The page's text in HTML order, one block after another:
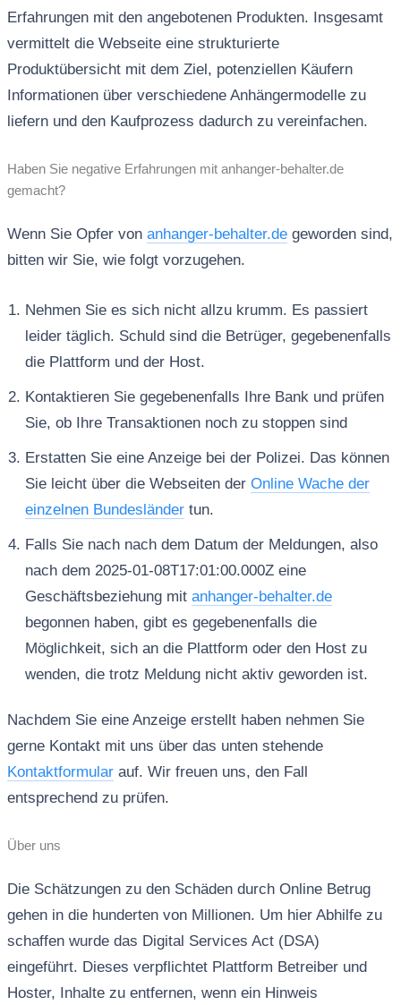
Erfahrungen mit den angebotenen Produkten. Insgesamt
vermittelt die Webseite eine strukturierte
Produktübersicht mit dem Ziel, potenziellen Käufern
Informationen über verschiedene Anhängermodelle zu
liefern und den Kaufprozess dadurch zu vereinfachen.
Haben Sie negative Erfahrungen mit anhanger-behalter.de
gemacht?
Wenn Sie Opfer von anhanger-behalter.degeworden sind,
bitten wir Sie, wie folgt vorzugehen.
Nehmen Sie es sich nicht allzu krumm. Es passiert
leider täglich. Schuld sind die Betrüger, gegebenenfalls
die Plattform und der Host.
Kontaktieren Sie gegebenenfalls Ihre Bank und prüfen
Sie, ob Ihre Transaktionen noch zu stoppen sind
Erstatten Sie eine Anzeige bei der Polizei. Das können
Sie leicht über die Webseiten der Online Wache der
einzelnen Bundesländertun.
Falls Sie nach nach dem Datum der Meldungen, also
nach dem 2025-01-08T17:01:00.000Z eine
Geschäftsbeziehung mit anhanger-behalter.de
begonnen haben, gibt es gegebenenfalls die
Möglichkeit, sich an die Plattform oder den Host zu
wenden, die trotz Meldung nicht aktiv geworden ist.
Nachdem Sie eine Anzeige erstellt haben nehmen Sie
gerne Kontakt mit uns über das unten stehende
Kontaktformularauf. Wir freuen uns, den Fall
entsprechend zu prüfen.
Über uns
Die Schätzungen zu den Schäden durch Online Betrug
gehen in die hunderten von Millionen. Um hier Abhilfe zu
schaffen wurde das Digital Services Act (DSA)
eingeführt. Dieses verpflichtet Plattform Betreiber und
Hoster, Inhalte zu entfernen, wenn ein Hinweis